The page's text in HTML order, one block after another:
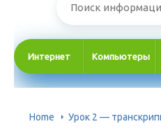
Интернет Компьютеры
Home Урок 2 —